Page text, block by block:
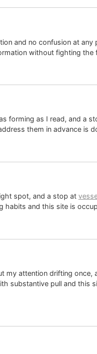
and no confusion at any
without fighting
forming as I read, and a
them in advance is
spot, and a stop at
habits and this site is
my attention drifting once,
substantive pull and this